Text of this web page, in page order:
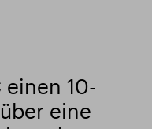
einen 10-
eine